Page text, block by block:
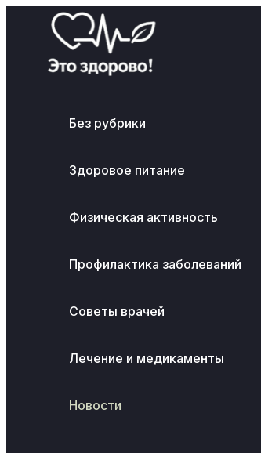
Перейти
содержимому
Без рубрики
Здоровое питание
Физическая активность
Профилактика заболеваний
Советы врачей
Лечение и медикаменты
Новости